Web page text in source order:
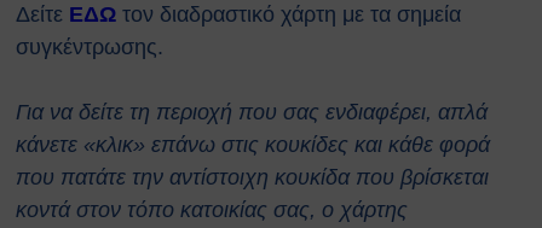
Kινδύνου
Μέσα Ατομικής Προστασίας
Πυροπροστασία
Χημικές Ουσίες
Οδηγίες για Επισκέπτες
Safety and Security Information
Δείτε ΕΔΩ τον διαδραστικό χάρτη με τα σημεία
συγκέντρωσης.
Για να δείτε τη περιοχή που σας ενδιαφέρει, απλά
κάνετε «κλικ» επάνω στις κουκίδες και κάθε φορά
που πατάτε την αντίστοιχη κουκίδα που βρίσκεται
κοντά στον τόπο κατοικίας σας, ο χάρτης